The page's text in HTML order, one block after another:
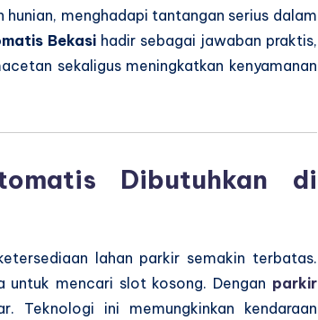
menghadapi tantangan serius dalam
Bekasihadir sebagai jawaban praktis,
sekaligus meningkatkan kenyamanan
Dibutuhkan di
lahan parkir semakin terbatas.
untuk mencari slot kosong. Dengan parkir
Teknologi ini memungkinkan kendaraan